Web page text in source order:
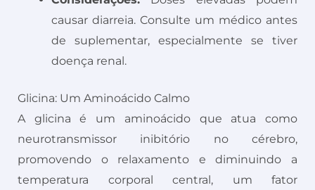
causar diarreia. Consulte um médico antes
de suplementar, especialmente se tiver
doença renal.
Glicina: Um Aminoácido Calmo
A glicina é um aminoácido que atua como
neurotransmissor inibitório no cérebro,
promovendo o relaxamento e diminuindo a
temperatura corporal central, um fator